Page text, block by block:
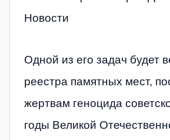
Новости
Одной из его задач будет
реестра памятных мест,
жертвам геноцида
годы Великой